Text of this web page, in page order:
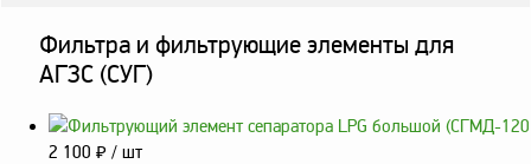
Газораздаточные
колонки
Зарядные станции
для электромобилей
Фильтра и фильтрующие элементы для
АГЗС (СУГ)
2 100 ₽ / шт